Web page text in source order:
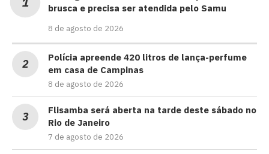
brusca e precisa ser atendida pelo Samu
8 de agosto de 2026
Polícia apreende 420 litros de lança-perfume
em casa de Campinas
8 de agosto de 2026
Flisamba será aberta na tarde deste sábado no
Rio de Janeiro
7 de agosto de 2026